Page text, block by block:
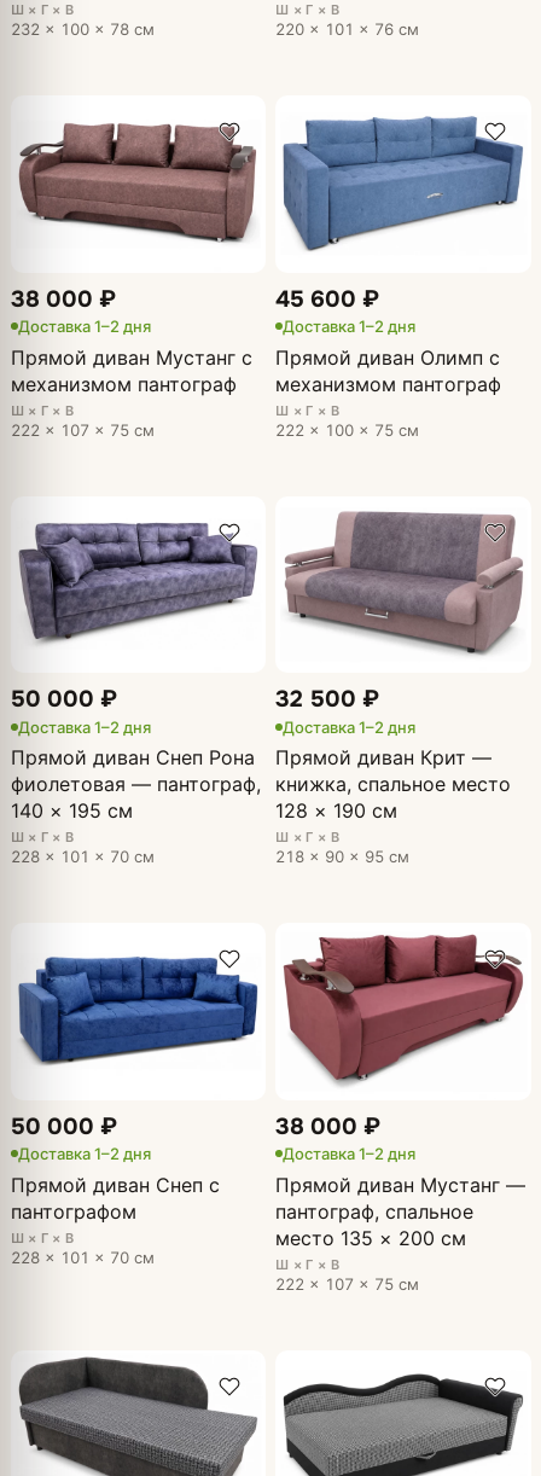
Ш × Г × В
232 × 100 × 78 см
Ш × Г × В
220 × 101 × 76 см
38 000 ₽
Доставка 1–2 дня
Прямой диван Мустанг с
механизмом пантограф
Ш × Г × В
222 × 107 × 75 см
45 600 ₽
Доставка 1–2 дня
Прямой диван Олимп с
механизмом пантограф
Ш × Г × В
222 × 100 × 75 см
50 000 ₽
Доставка 1–2 дня
Прямой диван Снеп Рона
фиолетовая — пантограф,
140 × 195 см
Ш × Г × В
228 × 101 × 70 см
32 500 ₽
Доставка 1–2 дня
Прямой диван Крит —
книжка, спальное место
128 × 190 см
Ш × Г × В
218 × 90 × 95 см
50 000 ₽
Доставка 1–2 дня
Прямой диван Снеп с
пантографом
Ш × Г × В
228 × 101 × 70 см
38 000 ₽
Доставка 1–2 дня
Прямой диван Мустанг —
пантограф, спальное
место 135 × 200 см
Ш × Г × В
222 × 107 × 75 см